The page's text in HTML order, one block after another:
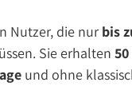
Nutzer, die nur bis
Sie erhalten
und ohne